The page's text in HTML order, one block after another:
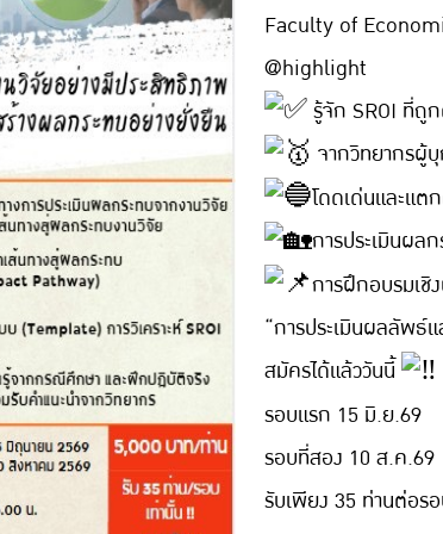
Faculty of
@highlight
รู้จัก SROI ที่ถู
จากวิทยากรผู้
โดดเด่นและแต
การประเมินผล
การฝึกอบรมเชิ
“การประเมินผลลัพธ์
สมัครได้แล้ววันนี้
รอบแรก 15 มิ.ย.69
รอบที่สอง 10 ส.ค.69
รับเพียง 35 ท่านต่อร